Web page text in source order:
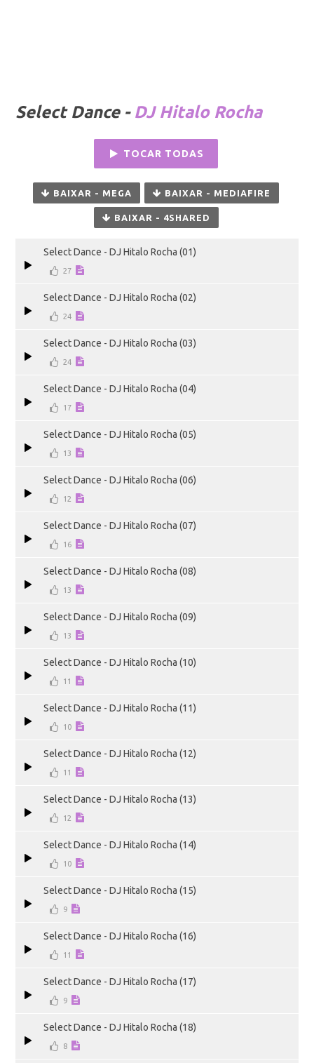
Select Dance - DJ Hitalo Rocha
TOCAR TODAS
BAIXAR - MEGA BAIXAR - MEDIAFIRE
BAIXAR - 4SHARED
Select Dance - DJ Hitalo Rocha (01)
27
Select Dance - DJ Hitalo Rocha (02)
24
Select Dance - DJ Hitalo Rocha (03)
24
Select Dance - DJ Hitalo Rocha (04)
17
Select Dance - DJ Hitalo Rocha (05)
13
Select Dance - DJ Hitalo Rocha (06)
12
Select Dance - DJ Hitalo Rocha (07)
16
Select Dance - DJ Hitalo Rocha (08)
13
Select Dance - DJ Hitalo Rocha (09)
13
Select Dance - DJ Hitalo Rocha (10)
11
Select Dance - DJ Hitalo Rocha (11)
10
Select Dance - DJ Hitalo Rocha (12)
11
Select Dance - DJ Hitalo Rocha (13)
12
Select Dance - DJ Hitalo Rocha (14)
10
Select Dance - DJ Hitalo Rocha (15)
9
Select Dance - DJ Hitalo Rocha (16)
11
Select Dance - DJ Hitalo Rocha (17)
9
Select Dance - DJ Hitalo Rocha (18)
8